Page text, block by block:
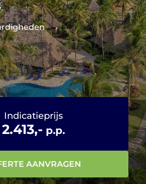
Indicatieprijs
2.413,- p.p.
AANVRAGEN